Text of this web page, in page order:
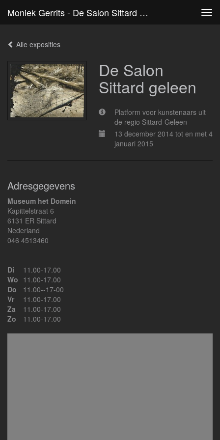
Moniek Gerrits - De Salon Sittard Geleen
Alle exposities
De Salon
Sittard geleen
Platform voor kunstenaars uit
de regio Sittard-Geleen
13 december 2014 tot en met 4
januari 2015
Adresgegevens
Museum het Domein
Kapittelstraat 6
6131 ER Sittard
Nederland
046 4513460
Di
11.00-17.00
Wo 11.00-17.00
Do
11.00--17-00
Vr
11.00-17.00
Za
11.00-17.00
Zo
11.00-17.00